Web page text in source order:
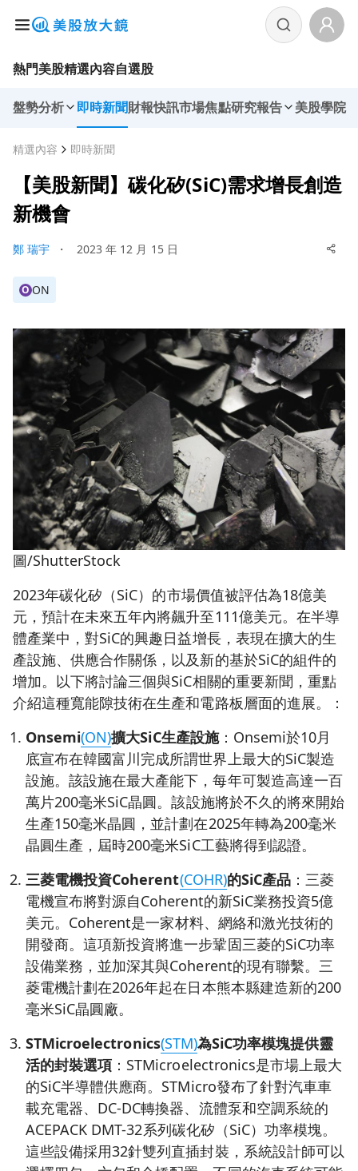
熱門美股精選內容自選股
盤勢分析 即時新聞財報快訊市場焦點研究報告 美股學院
精選內容 即時新聞
【美股新聞】碳化矽(SiC)需求增長創造
新機會
鄭 瑞宇 ・ 2023 年 12 月 15 日
O ON
圖/ShutterStock
2023年碳化矽（SiC）的市場價值被評估為18億美
元，預計在未來五年內將飆升至111億美元。在半導
體產業中，對SiC的興趣日益增長，表現在擴大的生
產設施、供應合作關係，以及新的基於SiC的組件的
增加。以下將討論三個與SiC相關的重要新聞，重點
介紹這種寬能隙技術在生產和電路板層面的進展。：
Onsemi(ON)擴大SiC生產設施：Onsemi於10月
底宣布在韓國富川完成所謂世界上最大的SiC製造
設施。該設施在最大產能下，每年可製造高達一百
萬片200毫米SiC晶圓。該設施將於不久的將來開始
生產150毫米晶圓，並計劃在2025年轉為200毫米
晶圓生產，屆時200毫米SiC工藝將得到認證。
三菱電機投資Coherent(COHR)的SiC產品：三菱
電機宣布將對源自Coherent的新SiC業務投資5億
美元。Coherent是一家材料、網絡和激光技術的
開發商。這項新投資將進一步鞏固三菱的SiC功率
設備業務，並加深其與Coherent的現有聯繫。三
菱電機計劃在2026年起在日本熊本縣建造新的200
毫米SiC晶圓廠。
STMicroelectronics(STM)為SiC功率模塊提供靈
活的封裝選項 ：STMicroelectronics是市場上最大
的SiC半導體供應商。STMicro發布了針對汽車車
載充電器、DC-DC轉換器、流體泵和空調系統的
ACEPACK DMT-32系列碳化矽（SiC）功率模塊。
這些設備採用32針雙列直插封裝，系統設計師可以